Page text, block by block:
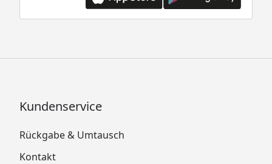
Kundenservice
Rückgabe & Umtausch
Kontakt